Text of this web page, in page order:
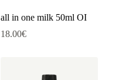
all in one milk 50ml OI
18.00€